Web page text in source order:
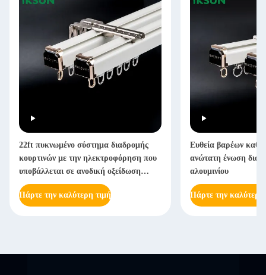
22ft πυκνωμένο σύστημα διαδρομής
κουρτινών με την ηλεκτροφόρηση που
υποβάλλεται σε ανοδική οξείδωση
βαρέων καθηκόντων
Πάρτε την καλύτερη τιμή
Ευθεία βαρέων
ανώτατη ένωση
αλουμινίου
Πάρτε την καλύτερη